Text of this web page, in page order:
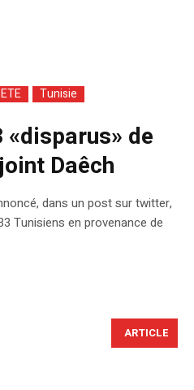
Tunisie
de
Daêch
dans un post sur twitter,
Tunisiens en provenance de
ARTICLE